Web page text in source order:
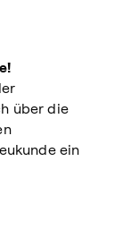
über die
ein